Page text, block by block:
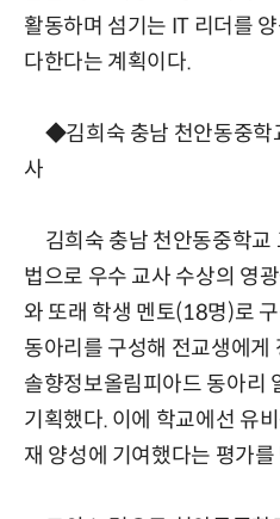
활동하며 섬기는 IT 리더를
다한다는 계획이다.
◆김희숙 충남 천안동중학
사
김희숙 충남 천안동중학교
법으로 우수 교사 수상의 영
와 또래 학생 멘토(18명)로
동아리를 구성해 전교생에게
솔향정보올림피아드 동아리
기획했다. 이에 학교에선 유
재 양성에 기여했다는 평가를